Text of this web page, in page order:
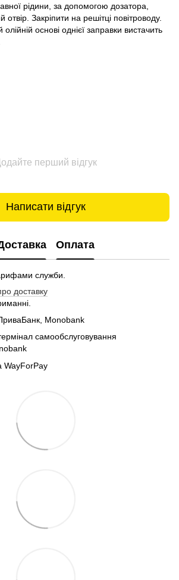
рідини, за допомогою дозатора,
отвір. Закріпити на решітці повітроводу.
основі однієї заправки вистачить
перший відгук
Написати відгук
Оплата
служби.
доставку
Monobank
самообслуговування
WayForPay